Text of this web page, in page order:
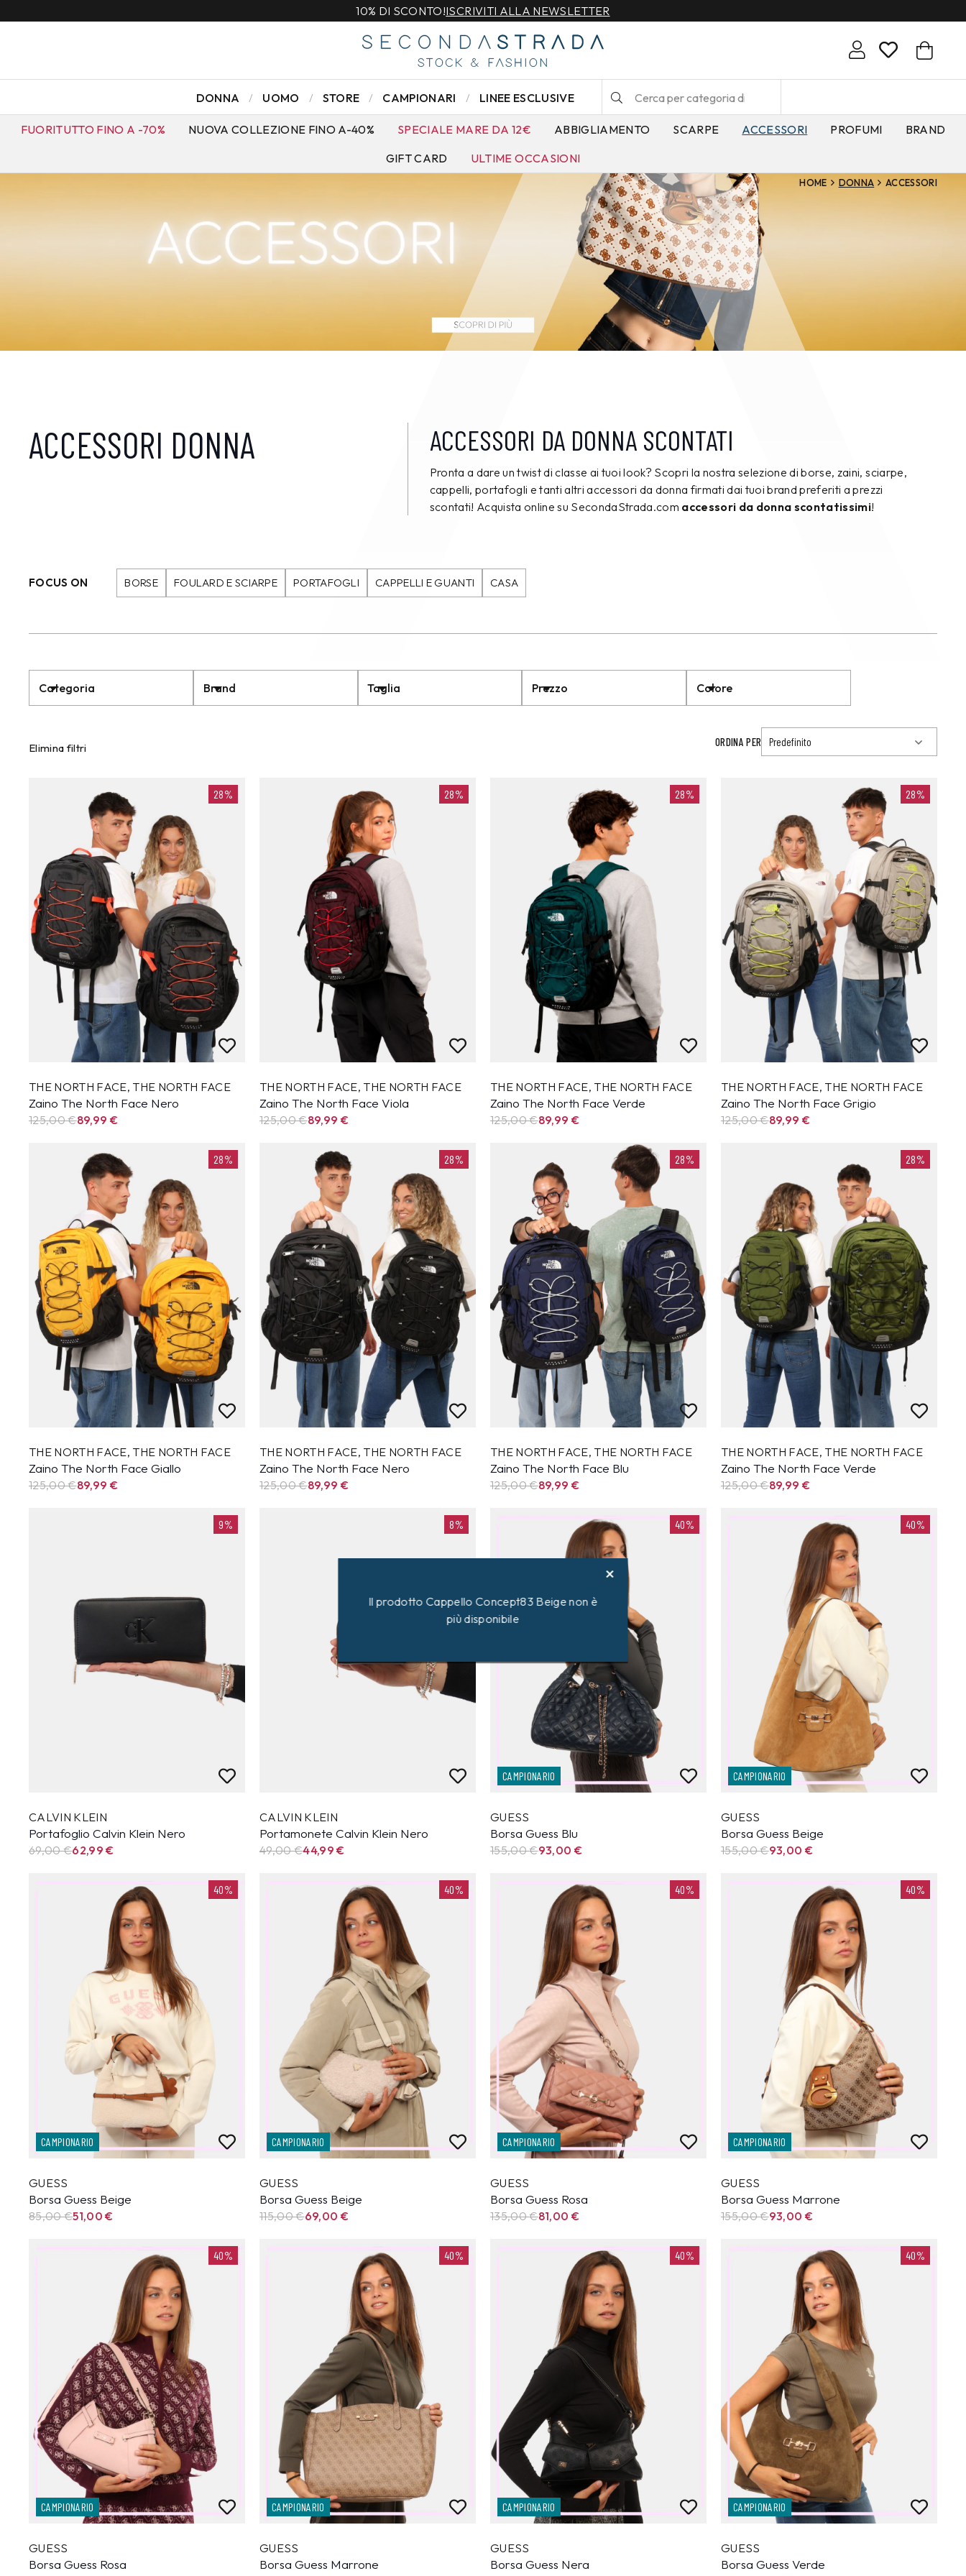
10% DI SCONTO!ISCRIVITI ALLA NEWSLETTER
DONNA
FUORITUTTO FINO A -70% NUOVA COLLEZIONE FINO A-40% SPECIALE MARE DA 12€ ABBIGLIAMENTO SCARPE ACCESSORI PROFUMI
BRAND
GIFT CARD
ULTIME OCCASIONI
UOMO STORE CAMPIONARI LINEE ESCLUSIVE
HOME DONNA ACCESSORI
ACCESSORI DONNA ACCESSORI DA DONNA SCONTATI
Pronta a dare un twist di classe ai tuoi look? Scopri la nostra selezione di borse, zaini, sciarpe,
cappelli, portafogli e tanti altri accessori da donna firmati dai tuoi brand preferiti a prezzi
scontati! Acquista online su SecondaStrada.com accessori da donna scontatissimi!
FOCUS ON BORSE FOULARD E SCIARPE PORTAFOGLI CAPPELLI E GUANTI CASA
Categoria Brand Taglia Prezzo Colore
Elimina filtri ORDINA PER
28%
THE NORTH FACE, THE NORTH FACE
Zaino The North Face Nero
125,00 €89,99 €
28%
THE NORTH FACE, THE NORTH FACE
Zaino The North Face Viola
125,00 €89,99 €
28%
THE NORTH FACE, THE NORTH FACE
Zaino The North Face Verde
125,00 €89,99 €
28%
THE NORTH FACE, THE NORTH FACE
Zaino The North Face Grigio
125,00 €89,99 €
28%
THE NORTH FACE, THE NORTH FACE
Zaino The North Face Giallo
125,00 €89,99 €
28%
THE NORTH FACE, THE NORTH FACE
Zaino The North Face Nero
125,00 €89,99 €
28%
THE NORTH FACE, THE NORTH FACE
Zaino The North Face Blu
125,00 €89,99 €
28%
THE NORTH FACE, THE NORTH FACE
Zaino The North Face Verde
125,00 €89,99 €
9%
CALVIN KLEIN
Portafoglio Calvin Klein Nero
69,00 €62,99€
8%
CALVIN KLEIN
Portamonete Calvin Klein Nero
49,00 €44,99€
40%
CAMPIONARIO
GUESS
Borsa Guess Blu
155,00€93,00 €
40%
CAMPIONARIO
GUESS
Borsa Guess Beige
155,00€93,00 €
40%
CAMPIONARIO
GUESS
Borsa Guess Beige
85,00€51,00€
40%
CAMPIONARIO
GUESS
Borsa Guess Beige
115,00€69,00 €
40%
CAMPIONARIO
GUESS
Borsa Guess Rosa
135,00€81,00 €
40%
CAMPIONARIO
GUESS
Borsa Guess Marrone
155,00€93,00 €
40%
CAMPIONARIO
GUESS
Borsa Guess Rosa
40%
CAMPIONARIO
GUESS
Borsa Guess Marrone
40%
CAMPIONARIO
GUESS
Borsa Guess Nera
40%
CAMPIONARIO
GUESS
Borsa Guess Verde
Il prodotto Cappello Concept83 Beige non è
più disponibile